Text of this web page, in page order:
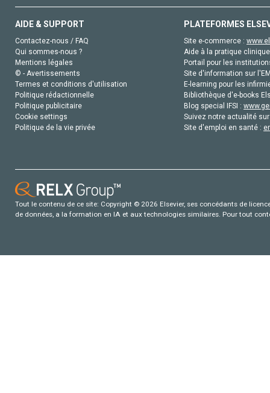
AIDE & SUPPORT
Contactez-nous / FAQ
Qui sommes-nous ?
Mentions légales
© - Avertissements
Termes et conditions d'utilisation
Politique rédactionnelle
Politique publicitaire
Cookie settings
Politique de la vie privée
PLATEFORMES
Site e-commerce :
Aide à la pratique
Portail pour les
Site d'information sur
E-learning pour les
Bibliothèque d'e-books
Blog special IFSI :
Suivez notre actualité
Site d'emploi en santé :
Tout le contenu de ce site: Copyright © 2026 Elsevier, ses concédants de
de données, a la formation en IA et aux technologies similaires. Pour tout